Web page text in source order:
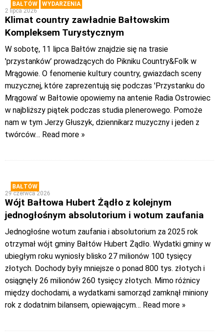
BAŁTÓW
WYDARZENIA
2 lipca 2026
Klimat country zawładnie Bałtowskim
Kompleksem Turystycznym
W sobotę, 11 lipca Bałtów znajdzie się na trasie
'przystanków’ prowadzących do Pikniku Country&Folk w
Mrągowie. O fenomenie kultury country, gwiazdach sceny
muzycznej, które zaprezentują się podczas 'Przystanku do
Mrągowa’ w Bałtowie opowiemy na antenie Radia Ostrowiec
w najbliższy piątek podczas studia plenerowego. Pomoże
nam w tym Jerzy Głuszyk, dziennikarz muzyczny i jeden z
twórców… Read more »
BAŁTÓW
29 czerwca 2026
Wójt Bałtowa Hubert Żądło z kolejnym
jednogłośnym absolutorium i wotum zaufania
Jednogłośne wotum zaufania i absolutorium za 2025 rok
otrzymał wójt gminy Bałtów Hubert Żądło. Wydatki gminy w
ubiegłym roku wyniosły blisko 27 milionów 100 tysięcy
złotych. Dochody były mniejsze o ponad 800 tys. złotych i
osiągnęły 26 milionów 260 tysięcy złotych. Mimo różnicy
między dochodami, a wydatkami samorząd zamknął miniony
rok z dodatnim bilansem, opiewającym… Read more »